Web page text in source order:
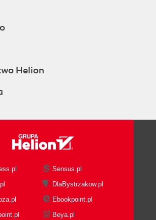
Helion
Sensus.pl
DlaBystrzakow.pl
Ebookpoint.pl
Beya.pl